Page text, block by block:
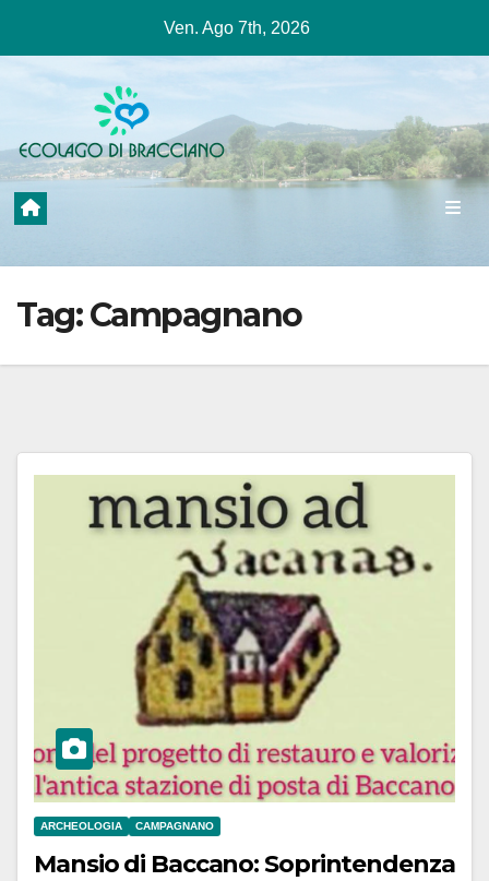
contenuto
Ven. Ago 7th, 2026
Tag:Campagnano
ARCHEOLOGIA CAMPAGNANO
Mansio di Baccano: Soprintendenza